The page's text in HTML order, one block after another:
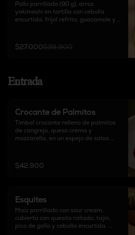
Pollo parrillado (90 g), arroz
yakimeshi en tortilla con cebolla
encurtida, frijol refrito, guacamole y
tomate verde.
$27.000$39.900
Entrada
Crocante de Palmitos
Timbal crocante relleno de palmitos
de cangrejo, queso crema y
mozzarella, en un espejo de salsa
$42.900
Esquites
Maíz parrillado con sour cream,
cubierto con quesito rallado, tajín,
pico de gallo y cebolla encurtida,